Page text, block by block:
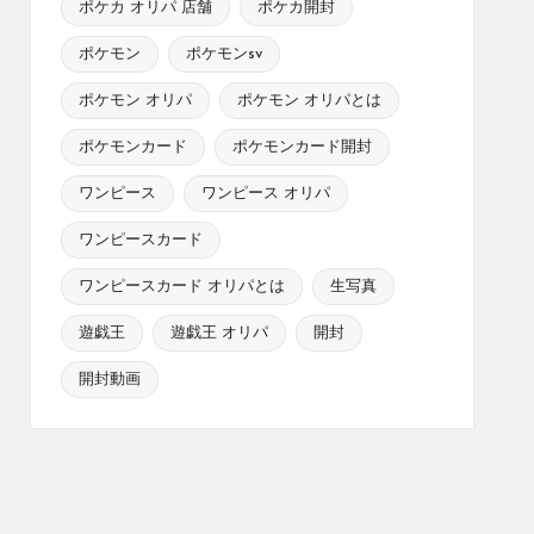
ポケカ オリパ 店舗 ポケカ開封
ポケモン ポケモンsv
ポケモン オリパ ポケモン オリパとは
ポケモンカード ポケモンカード開封
ワンピース ワンピース オリパ
ワンピースカード
ワンピースカード オリパとは 生写真
遊戯王 遊戯王 オリパ 開封
開封動画